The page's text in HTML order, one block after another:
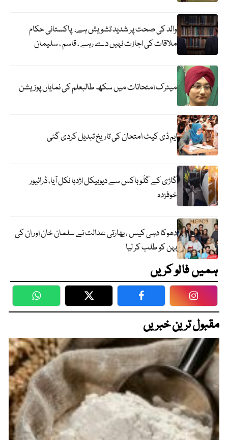
والد کی صحت پر شدید تشویش ہے، پاکستانی حکام
ملاقات کی اجازت نہیں دے رہے ، قاسم ، سلیمان
میٹرک امتحانات میں سکھ طالبعلم کی نمایاں پوزیشن
ایم ڈی کیٹ امتحان کی تاریخ تبدیل کردی گئی
گاڑی کے گلَو باکس سے دیوہیکل اژدہا نکل آیا، ڈرائیور
خوفزدہ
دھوکا دہی کیس ، بھارتی عدالت نے سلمان خان اور ان کی
بہن کو طلب کر لیا
ہمیں فالو کریں
WhatsApp Twitter Facebook
مقبول ترین خبریں